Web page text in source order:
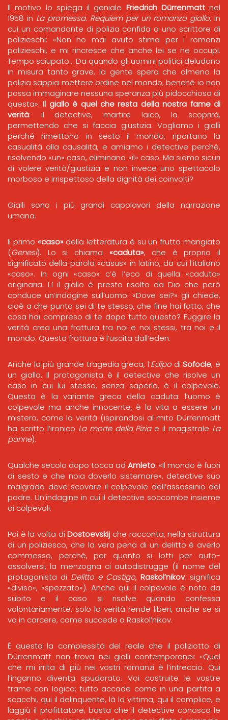
Il motivo lo spiega il geniale Friedrich Dürrenmattnel
1958 in La promessa. Requiem per un romanzo giallo, in
cui un comandante di polizia confida a uno scrittore di
polizieschi: «Non ho mai avuto stima per i romanzi
polizieschi, e mi rincresce che anche lei se ne occupi.
Tempo sciupato… Da quando gli uomini politici deludono
in misura tanto grave, la gente spera che almeno la
polizia sappia mettere ordine nel mondo, benché io non
possa immaginare nessuna speranza più pidocchiosa di
questa».Il giallo è quel che resta della nostra fame di
verità: il detective, martire laico, la scoprirà,
permettendo che si faccia giustizia. Vogliamo i gialli
perché rimettono in sesto il mondo, riportano la
casualità alla causalità, e amiamo i detective perché,
risolvendo «un» caso, eliminano «il» caso. Ma siamo sicuri
di volere verità/giustizia e non invece uno spettacolo
morboso e irrispettoso della dignità dei coinvolti?
Gialli sono i più grandi capolavori della narrazione
umana.
Il primo «caso»della letteratura è su un frutto mangiato
(Genesi). Lo si chiama «caduta», che è proprio il
significato della parola «casus» in latino, da cui l’italiano
«caso». In ogni «caso» c’è l’eco di quella «caduta»
originaria. Lì il giallo è presto risolto da Dio che però
conduce un’indagine sull’uomo: «Dove sei?» gli chiede,
cioè a che punto sei di te stesso, che fine hai fatto, che
cosa hai compreso di te dopo tutto questo? Fuggire la
verità crea una frattura tra noi e noi stessi, tra noi e il
mondo. Questa frattura è l’uscita dall’eden.
Anche la più grande tragedia greca, l’Edipo di Sofocle, è
un giallo. Il protagonista è il detective che risolve un
caso in cui lui stesso, senza saperlo, è il colpevole.
Questa è la variante greca della caduta: l’uomo è
colpevole ma anche innocente, è la vita a essere un
mistero, come la verità (ispirandosi al mito Dürrenmatt
ha scritto l’ironico La morte della Pizia e il magistrale La
panne).
Qualche secolo dopo tocca ad Amleto: «Il mondo è fuori
di sesto e che noia doverlo sistemare», detective suo
malgrado deve scovare il colpevole dell’assassinio del
padre. Un’indagine in cui il detective soccombe insieme
ai colpevoli.
Poi è la volta diDostoevskij che racconta, nella struttura
di un poliziesco, che la vera pena di un delitto è averlo
commesso, perché, per quanto si lotti per auto-
assolversi, la menzogna ci autodistrugge (il nome del
protagonista di Delitto e Castigo, Raskol’nikov, significa
«diviso», «spezzato»). Anche qui il colpevole è noto da
subito e il caso si risolve quando confessa
volontariamente: solo la verità rende liberi, anche se si
va in carcere, come succede a Raskol’nikov.
È questa la complessità del reale che il poliziotto di
Dürrenmatt non trova nei gialli contemporanei: «Quel
che mi irrita di più nei vostri romanzi è l’intreccio. Qui
l’inganno diventa spudorato. Voi costruite le vostre
trame con logica; tutto accade come in una partita a
scacchi, qui il delinquente, là la vittima, qui il complice, e
laggiù il profittatore; basta che il detective conosca le